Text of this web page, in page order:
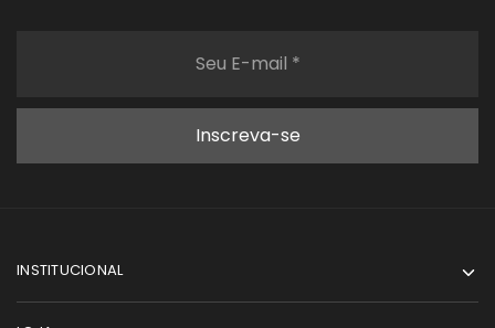
INSTITUCIONAL